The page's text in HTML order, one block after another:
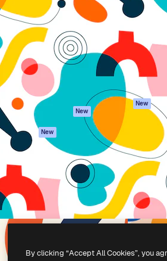
Assistente de IA
Gerador de
imagens
Gerador de vídeos
Texto para voz
Conteúdo de stock
MCP para
Claude/ChatGPT
New
Agentes New
API
Todas as
ferramentas
Academy
Documentação
Atendimento
Termos e
condições
Política de
privacidade
Originais New
Política de
Central de
confiabilidade
Empresas
Todos os direitos reservados.
By clicking “Accept All Cookies”, you